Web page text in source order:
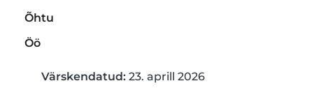
Õhtu
Öö
Värskendatud: 23. aprill 2026